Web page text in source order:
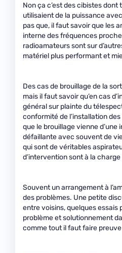
Non ça c’est des cibistes dont
utilisaient de la puissance
pas que, il faut savoir que les
interne des fréquences
radioamateurs sont sur
matériel plus performant et
Des cas de brouillage de la
mais il faut savoir qu’en cas
général sur plainte du
conformité de l’installation
que le brouillage vienne d’une
défaillante avec souvent de
qui sont de véritables
d’intervention sont à la
Souvent un arrangement à
des problèmes. Une petite
entre voisins, quelques
problème et solutionnement
comme tout il faut faire preuve